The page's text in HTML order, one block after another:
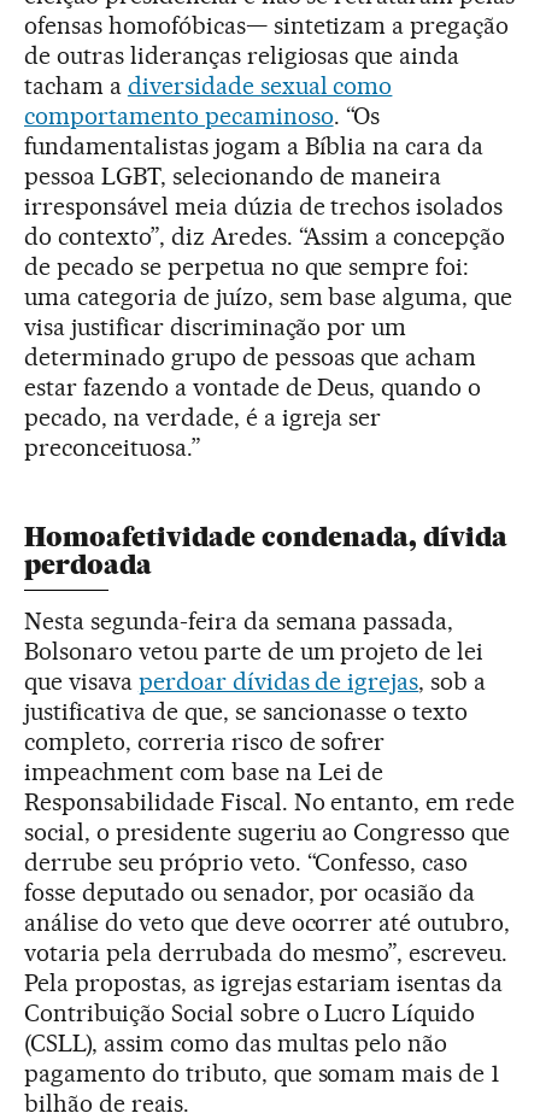
ofensas homofóbicas— sintetizam a pregação
de outras lideranças religiosas que ainda
tacham a diversidade sexual como
comportamento pecaminoso. “Os
fundamentalistas jogam a Bíblia na cara da
pessoa LGBT, selecionando de maneira
irresponsável meia dúzia de trechos isolados
do contexto”, diz Aredes. “Assim a concepção
de pecado se perpetua no que sempre foi:
uma categoria de juízo, sem base alguma, que
visa justificar discriminação por um
determinado grupo de pessoas que acham
estar fazendo a vontade de Deus, quando o
pecado, na verdade, é a igreja ser
preconceituosa.”
Homoafetividade condenada, dívida
perdoada
Nesta segunda-feira da semana passada,
Bolsonaro vetou parte de um projeto de lei
que visava perdoar dívidas de igrejas, sob a
justificativa de que, se sancionasse o texto
completo, correria risco de sofrer
impeachment com base na Lei de
Responsabilidade Fiscal. No entanto, em rede
social, o presidente sugeriu ao Congresso que
derrube seu próprio veto. “Confesso, caso
fosse deputado ou senador, por ocasião da
análise do veto que deve ocorrer até outubro,
votaria pela derrubada do mesmo”, escreveu.
Pela propostas, as igrejas estariam isentas da
Contribuição Social sobre o Lucro Líquido
(CSLL), assim como das multas pelo não
pagamento do tributo, que somam mais de 1
bilhão de reais.